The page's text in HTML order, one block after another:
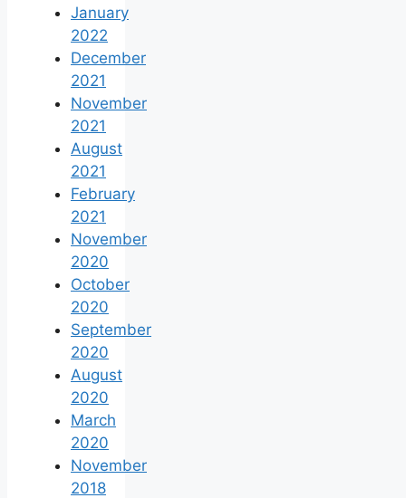
January
2022
December
2021
November
2021
August
2021
February
2021
November
2020
October
2020
September
2020
August
2020
March
2020
November
2018